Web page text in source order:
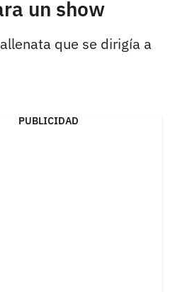
un show
que se dirigía a
PUBLICIDAD